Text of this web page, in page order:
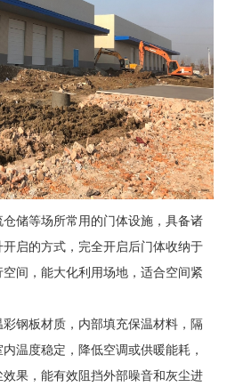
储等场所常用的门体设施，具备诸
启的方式，完全开启后门体收纳于
间，能大化利用场地，适合空间紧
钢板材质，内部填充保温材料，隔
温度稳定，降低空调或供暖能耗，
果，能有效阻挡外部噪音和灰尘进